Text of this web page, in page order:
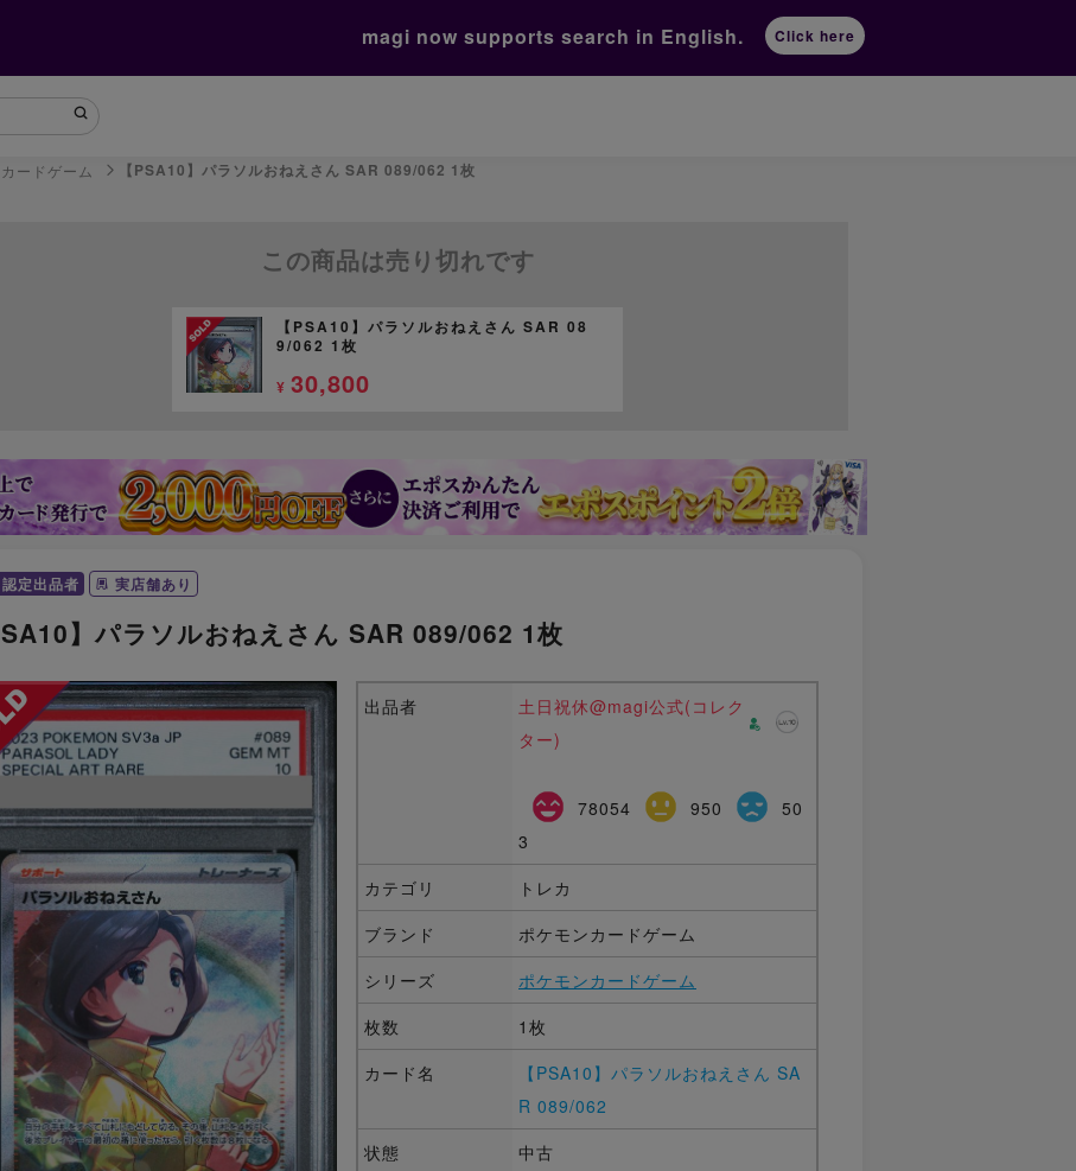
magi now supports search in English. Click here
ードゲーム 【PSA10】パラソルおねえさん SAR 089/062 1枚
この商品は売り切れです
【PSA10】パラソルおねえさん SAR 08
9/062 1枚
¥ 30,800
認定出品者 実店舗あり
】パラソルおねえさん SAR 089/062 1枚
出品者
土日祝休@magi公式(コレク
ター)
78054 950
50
3
カテゴリ
トレカ
ブランド
ポケモンカードゲーム
シリーズ
ポケモンカードゲーム
枚数
1枚
カード名
【PSA10】パラソルおねえさん SA
R 089/062
状態
中古